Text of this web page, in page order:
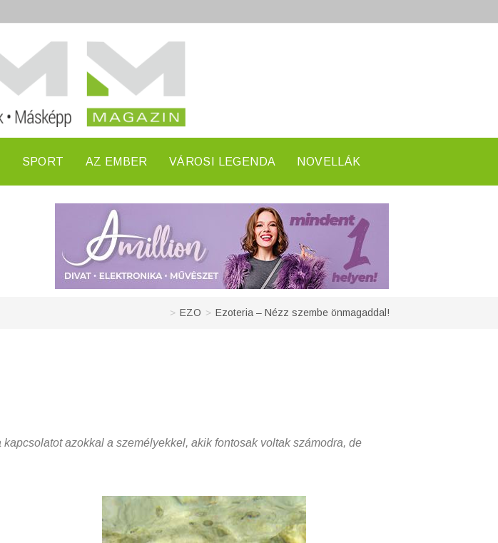
SPORT AZ EMBER VÁROSI LEGENDA NOVELLÁK
> EZO > Ezoteria – Nézz szembe önmagaddal!
azokkal a személyekkel, akik fontosak voltak számodra, de